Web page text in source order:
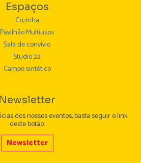
Espaços
Cozinha
Pavilhão Multiusos
Sala de convívio
Studio 22
Campo sintético
Newsletter
dos nossos eventos, basta seguir o link
deste botão:
Newsletter